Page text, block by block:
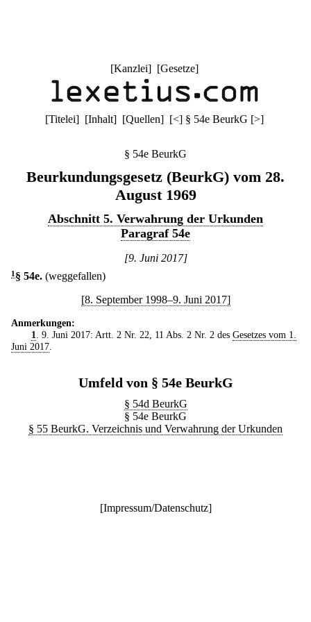
[Kanzlei] [Gesetze]
[Titelei] [Inhalt] [Quellen] [<] § 54e BeurkG [>]
§ 54e BeurkG
Beurkundungsgesetz (BeurkG) vom 28.
August 1969
Abschnitt 5. Verwahrung der Urkunden
Paragraf 54e
[9. Juni 2017]
1 § 54e. (weggefallen)
[8. September 1998–9. Juni 2017]
Anmerkungen:
1
. 9. Juni 2017: Artt. 2 Nr. 22, 11 Abs. 2 Nr. 2 des Gesetzes vom 1.
Juni 2017
Umfeld von § 54e BeurkG
§ 54d BeurkG
§ 54e BeurkG
§ 55 BeurkG. Verzeichnis und Verwahrung der Urkunden
[Impressum/Datenschutz]